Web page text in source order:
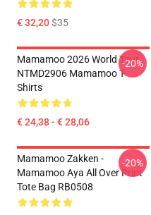
€ 32,20$35
Mamamoo 2026 World Tour
NTMD2906 Mamamoo T-
Shirts
€ 24,38 - € 28,06
-20%
Mamamoo Zakken -
Mamamoo Aya All Over Print
Tote Bag RB0508
-20%